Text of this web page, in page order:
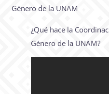
Género de la UNAM
¿Qué hace la
Género de la UNAM?